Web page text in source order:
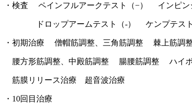
・検査 ペインフルアークテスト（−） インピン
ドロップアームテスト（‐） ケンプテスト
・初期治療 僧帽筋調整、三角筋調整 棘上筋調
腰方形筋調整、中殿筋調整 腸腰筋調整 ハイ
筋膜リリース治療 超音波治療
・10回目治療